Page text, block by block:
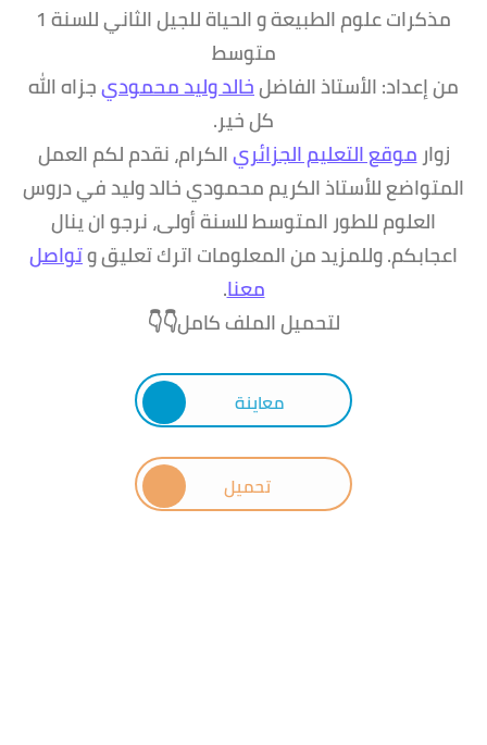
مذكرات علوم الطبيعة و الحياة للجيل الثاني للسنة 1
متوسط
من إعداد: الأستاذ الفاضلخالد وليد محموديجزاه الله
كل خير.
زوارموقع التعليم الجزائريالكرام، نقدم لكم العمل
المتواضع للأستاذ الكريم محمودي خالد وليد في دروس
العلوم للطور المتوسط للسنة أولى، نرجو ان ينال
اعجابكم. وللمزيد من المعلومات اترك تعليق وتواصل
معنا.
لتحميل الملف كامل👇👇
معاينة
تحميل